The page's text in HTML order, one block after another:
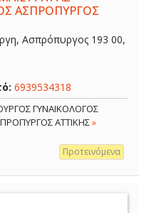
ΑΣΠΡΟΠΥΡΓΟΣ
Ασπρόπυργος 193 00,
6939534318
ΓΥΝΑΙΚΟΛΟΓΟΣ
ΑΤΤΙΚΗΣ»
Προτεινόμενα